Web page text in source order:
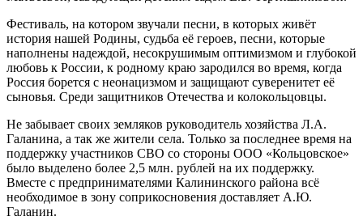
Фестиваль, на котором звучали песни, в которых живёт
история нашей Родины, судьба её героев, песни, которые
наполнены надеждой, несокрушимым оптимизмом и глубокой
любовь к России, к родному краю зародился во время, когда
Россия борется с неонацизмом и защищают суверенитет её
сыновья. Среди защитников Отечества и колокольцовцы.
Не забывает своих земляков руководитель хозяйства Л.А.
Галанина, а так же жители села. Только за последнее время на
поддержку участников СВО со стороны ООО «Кольцовское»
было выделено более 2,5 млн. рублей на их поддержку.
Вместе с предпринимателями Калининского района всё
необходимое в зону соприкосновения доставляет А.Ю.
Галанин.